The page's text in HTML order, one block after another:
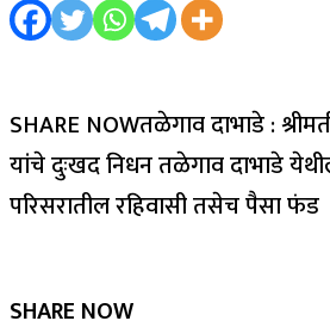
SHARE NOWतळेगाव दाभाडे :
यांचे दुःखद निधन तळेगाव दाभाडे
परिसरातील रहिवासी तसेच पैसा फंड
SHARE NOW